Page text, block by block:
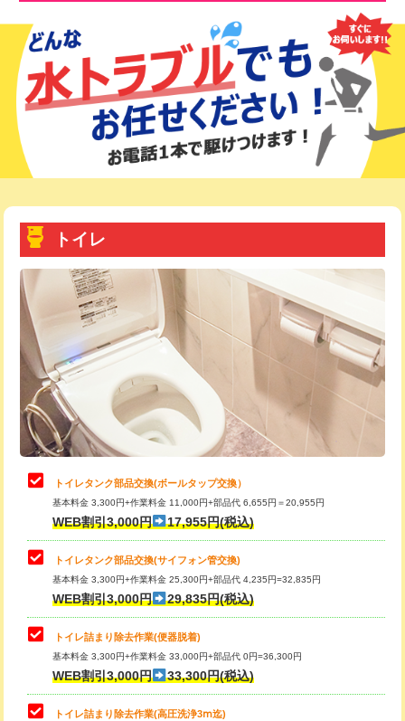
トイレ
トイレタンク部品交換(ボールタップ交換）
基本料金 3,300円+作業料金 11,000円+部品代 6,655円＝20,955円
WEB割引3,000円 17,955円(税込)
トイレタンク部品交換(サイフォン管交換)
基本料金 3,300円+作業料金 25,300円+部品代 4,235円=32,835円
WEB割引3,000円 29,835円(税込)
トイレ詰まり除去作業(便器脱着)
基本料金 3,300円+作業料金 33,000円+部品代 0円=36,300円
WEB割引3,000円 33,300円(税込)
トイレ詰まり除去作業(高圧洗浄3ⅿ迄)